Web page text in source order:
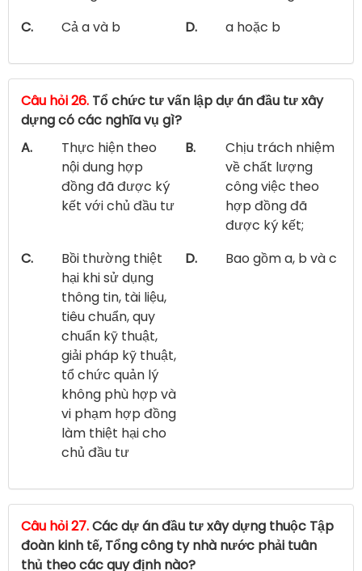
C.
Cả a và b D. a hoặc b
Câu hỏi 26. Tổ chức tư vấn lập dự án đầu tư xây
dựng có các nghĩa vụ gì?
A.
Thực hiện theo
nội dung hợp
đồng đã được ký
kết với chủ đầu tư
B.
Chịu trách nhiệm
về chất lượng
công việc theo
hợp đồng đã
được ký kết;
C.
Bồi thường thiệt
hại khi sử dụng
thông tin, tài liệu,
tiêu chuẩn, quy
chuẩn kỹ thuật,
giải pháp kỹ thuật,
tổ chức quản lý
không phù hợp và
vi phạm hợp đồng
làm thiệt hại cho
chủ đầu tư
D. Bao gồm a, b và c
Câu hỏi 27.Các dự án đầu tư xây dựng thuộc Tập
đoàn kinh tế, Tổng công ty nhà nước phải tuân
thủ theo các quy định nào?